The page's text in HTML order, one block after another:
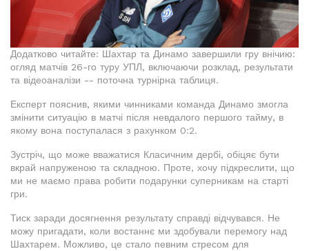
Додатково читайте: Шахтар та Динамо завершили гру внічию:
огляд матчів 26-го туру УПЛ, включаючи розклад, результати
та відеоаналізи -- поточна турнірна таблиця.
Експерт пояснив, якими чинниками команда Динамо змогла
змінити ситуацію в матчі після невдалого першого тайму, в
якому вона поступалася з рахунком 0:2.
Зустріч, що може вважатися Класичним дербі, обіцяє бути
вкрай напруженою та складною. Проте, хочу підкреслити, що
ми не маємо права робити подарунки суперникам на старті
гри.
Тиск заради досягнення результату справді відчувався. Не
можу пригадати, коли востаннє ми здобували перемогу над
Шахтарем. Можливо, це стало певним стресом для